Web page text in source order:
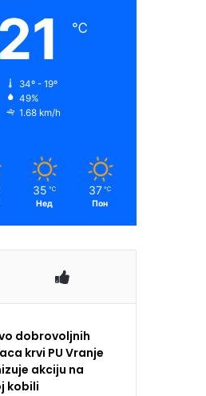
21 ℃
34º - 19º
49%
1.68 km/h
35 ℃
Нед
37 ℃
Пон
dobrovoljnih
krvi PU Vranje
akciju na
kobili